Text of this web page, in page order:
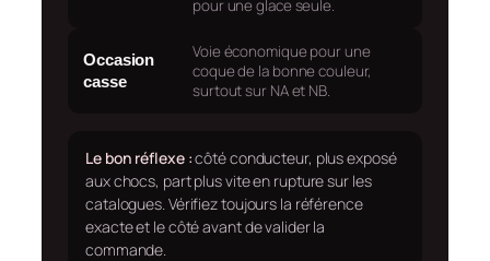
pour une glace seule.
Occasion
casse
Voie économique pour une
coque de la bonne couleur,
surtout sur NA et NB.
Le bon réflexe :côté conducteur, plus exposé
aux chocs, part plus vite en rupture sur les
catalogues. Vérifiez toujours la référence
exacte et le côté avant de valider la
commande.